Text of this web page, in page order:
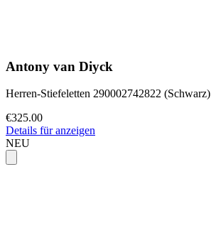
Antony van Diyck
Herren-Stiefeletten 290002742822 (Schwarz)
€325.00
Details für anzeigen
NEU